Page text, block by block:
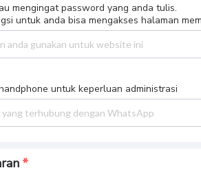
mengingat password yang anda tulis.
untuk anda bisa mengakses halaman
untuk keperluan administrasi